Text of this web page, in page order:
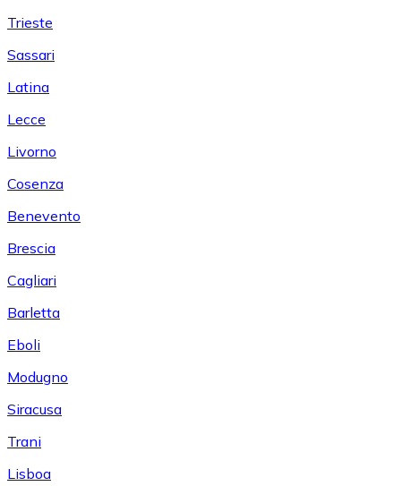
Trieste
Sassari
Latina
Lecce
Livorno
Cosenza
Benevento
Brescia
Cagliari
Barletta
Eboli
Modugno
Siracusa
Trani
Lisboa